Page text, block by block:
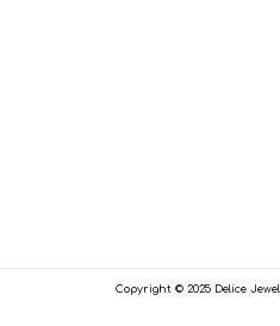
Copyright © 2025 Delice